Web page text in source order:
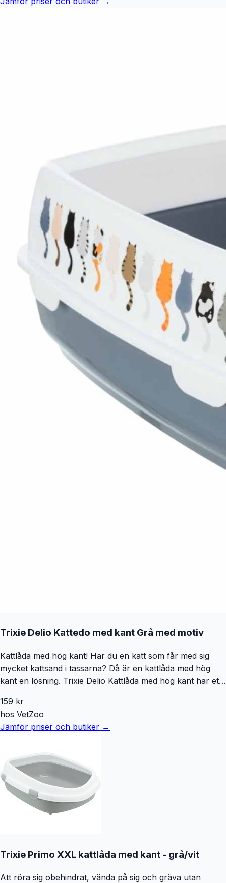
den förhindrar att kattsanden sprids utanför lådan vid
Trixie Delio Kattedo med kant Grå med motiv
Kattlåda med hög kant! Har du en katt som får med sig
mycket kattsand i tassarna? Då är en kattlåda med hög
kant en lösning. Trixie Delio Kattlåda med hög kant har et
Storlek 48x35x20 cm
159 kr
hos VetZoo
Jämför priser och butiker →
Trixie Primo XXL kattlåda med kant - grå/vit
Att röra sig obehindrat, vända på sig och gräva utan